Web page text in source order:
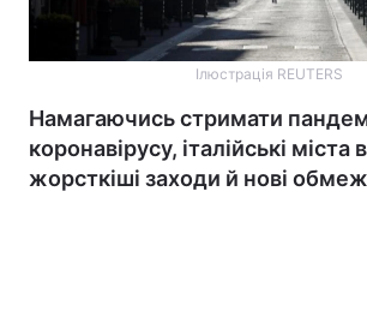
Ілюстрація REUTERS
Намагаючись стримати
коронавірусу, італійські міста
жорсткіші заходи й нові